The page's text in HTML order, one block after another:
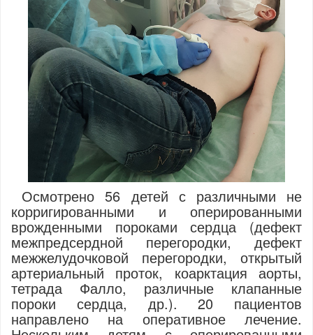
Осмотрено 56 детей с различными не
корригированными и оперированными
врожденными пороками сердца (дефект
межпредсердной перегородки, дефект
межжелудочковой перегородки, открытый
артериальный проток, коарктация аорты,
тетрада Фалло, различные клапанные
пороки сердца, др.). 20 пациентов
направлено на оперативное лечение.